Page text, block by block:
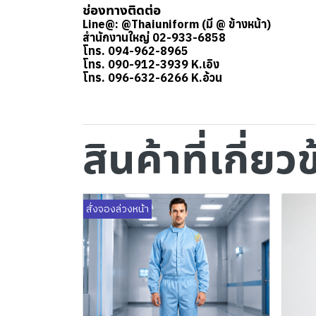
ช่องทางติดต่อ
Line@: @Thaiuniform (มี @ ข้างหน้า)
สำนักงานใหญ่ 02-933-6858
โทร. 094-962-8965
โทร. 090-912-3939 K.เอิง
โทร. 096-632-6266 K.อ้วน
สินค้าที่เกี่ยว
สั่งจองล่วงหน้า